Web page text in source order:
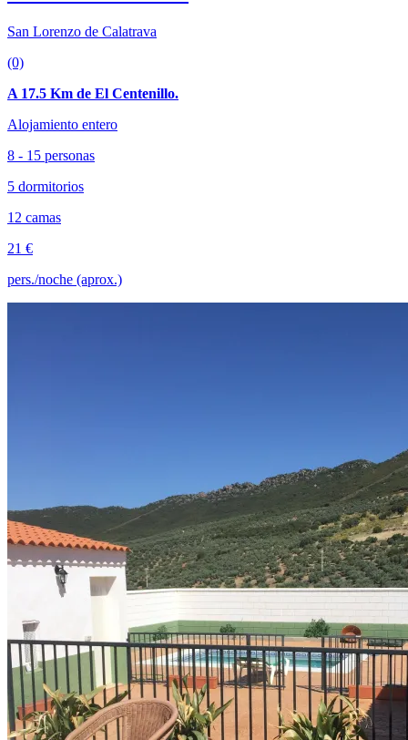
San Lorenzo de Calatrava
(0)
A 17.5 Km de El Centenillo.
Alojamiento entero
8 - 15 personas
5 dormitorios
12 camas
21 €
pers./noche (aprox.)